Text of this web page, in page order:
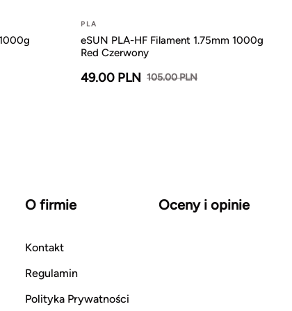
PLA
eSUN PLA-HF Filament 1.75mm 1000g
Red Czerwony
49.00 PLN 105.00 PLN
O firmie
Kontakt
Regulamin
Polityka Prywatności
Oceny i opinie